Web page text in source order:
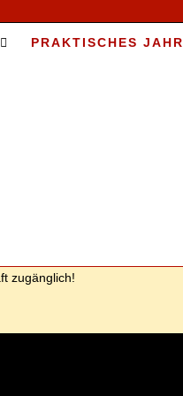
PRAK­TI­SCHES JAHR
zu­gäng­lich!